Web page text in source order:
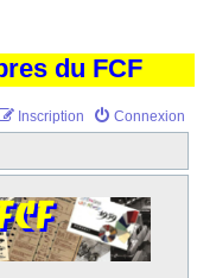
du FCF
Connexion
Inscription